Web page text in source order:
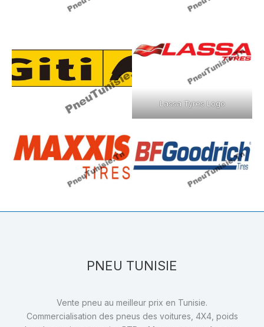
Lassa Tyres Logo
PNEU TUNISIE
Vente pneu au meilleur prix en Tunisie.
Commercialisation des pneus des voitures, 4X4, poids